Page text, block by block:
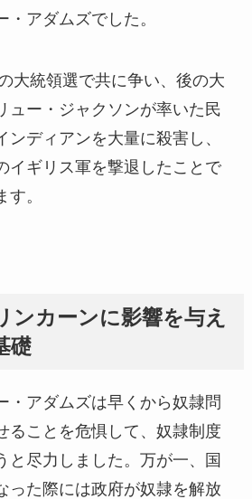
・アダムズでした。
大統領選で共に争い、後の大
ュー・ジャクソンが率いた民
ディアンを大量に殺害し、
イギリス軍を撃退したことで
。
ンカーンに影響を与え
礎
・アダムズは早くから奴隷問
ることを危惧して、奴隷制度
と尽力しました。万が一、国
った際には政府が奴隷を解放